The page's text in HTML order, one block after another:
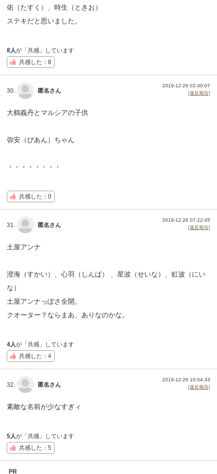
佑（たすく）、時生（ときお）
ステキだと思いました。
8人が「共感」しています
共感した：8
30. 匿名さん
2019-12-26 02:40:07
[違反報告]
大鶴義丹とマルシアの子供
弥安（びあん）ちゃん
・・・・・・・・
共感した：0
31. 匿名さん
2019-12-26 07:22:45
[違反報告]
土屋アンナ
澄海（すかい）、心羽（しんば） 、星波（せいな）、虹波（にい
な）
土屋アンナっぽさ全開。
クオーター？ならまあ、ありなのかな。
4人が「共感」しています
共感した：4
32. 匿名さん
2019-12-26 10:04:33
[違反報告]
素敵な名前が少なすぎィ
5人が「共感」しています
共感した：5
PR